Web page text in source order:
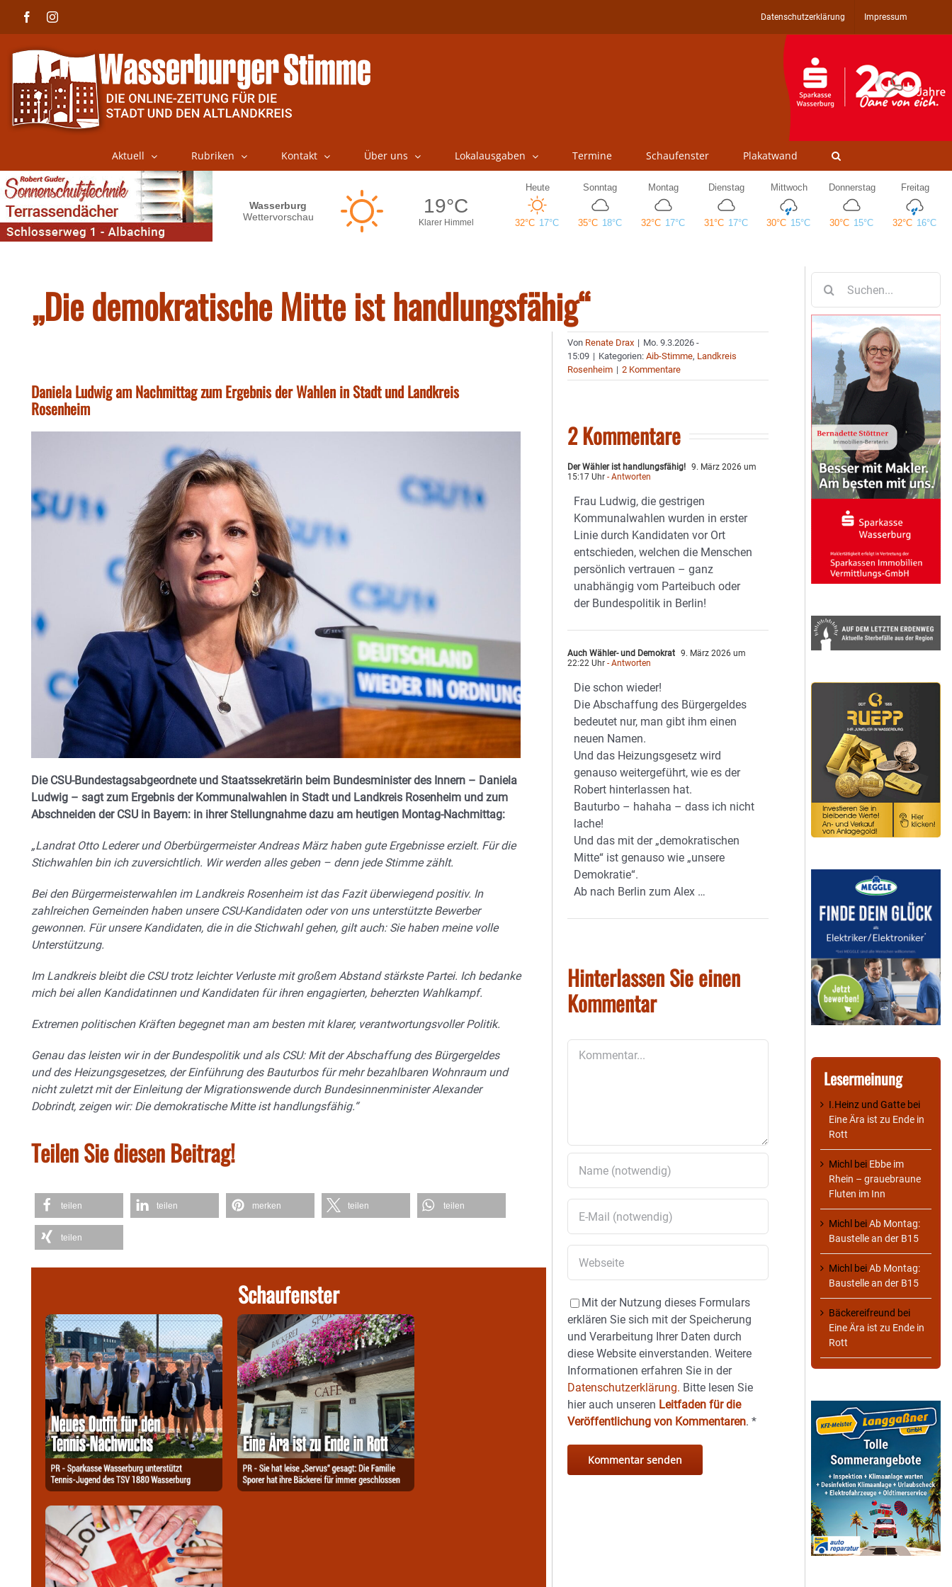
FacebookInstagram Datenschutzerklärung Impressum
Aktuell Rubriken Kontakt Über uns Lokalausgaben Termine Schaufenster Plakatwand
„Die demokratische Mitte ist handlungsfähig“
Daniela Ludwig am Nachmittag zum Ergebnis der Wahlen in Stadt und Landkreis
Rosenheim
Die CSU-Bundestagsabgeordnete und Staatssekretärin beim Bundesminister des Innern – Daniela
Ludwig – sagt zum Ergebnis der Kommunalwahlen in Stadt und Landkreis Rosenheim und zum
Abschneiden der CSU in Bayern: in ihrer Stellungnahme dazu am heutigen Montag-Nachmittag:
„Landrat Otto Lederer und Oberbürgermeister Andreas März haben gute Ergebnisse erzielt. Für die
Stichwahlen bin ich zuversichtlich. Wir werden alles geben – denn jede Stimme zählt.
Bei den Bürgermeisterwahlen im Landkreis Rosenheim ist das Fazit überwiegend positiv. In
zahlreichen Gemeinden haben unsere CSU-Kandidaten oder von uns unterstützte Bewerber
gewonnen. Für unsere Kandidaten, die in die Stichwahl gehen, gilt auch: Sie haben meine volle
Unterstützung.
Im Landkreis bleibt die CSU trotz leichter Verluste mit großem Abstand stärkste Partei. Ich bedanke
mich bei allen Kandidatinnen und Kandidaten für ihren engagierten, beherzten Wahlkampf.
Extremen politischen Kräften begegnet man am besten mit klarer, verantwortungsvoller Politik.
Genau das leisten wir in der Bundespolitik und als CSU: Mit der Abschaffung des Bürgergeldes
und des Heizungsgesetzes, der Einführung des Bauturbos für mehr bezahlbaren Wohnraum und
nicht zuletzt mit der Einleitung der Migrationswende durch Bundesinnenminister Alexander
Dobrindt, zeigen wir: Die demokratische Mitte ist handlungsfähig.“
Teilen Sie diesen Beitrag!
teilen teilen merken teilen teilen
teilen
Schaufenster
Von Renate Drax | Mo. 9.3.2026 -
15:09 | Kategorien:Aib-Stimme, Landkreis
Rosenheim | 2 Kommentare
2 Kommentare
Der Wähler ist handlungsfähig! 9. März 2026 um
15:17 Uhr - Antworten
Frau Ludwig, die gestrigen
Kommunalwahlen wurden in erster
Linie durch Kandidaten vor Ort
entschieden, welchen die Menschen
persönlich vertrauen – ganz
unabhängig vom Parteibuch oder
der Bundespolitik in Berlin!
Auch Wähler- und Demokrat 9. März 2026 um
22:22 Uhr - Antworten
Die schon wieder!
Die Abschaffung des Bürgergeldes
bedeutet nur, man gibt ihm einen
neuen Namen.
Und das Heizungsgesetz wird
genauso weitergeführt, wie es der
Robert hinterlassen hat.
Bauturbo – hahaha – dass ich nicht
lache!
Und das mit der „demokratischen
Mitte“ ist genauso wie „unsere
Demokratie“.
Ab nach Berlin zum Alex …
Hinterlassen Sie einen
Kommentar
Mit der Nutzung dieses Formulars
erklären Sie sich mit der Speicherung
und Verarbeitung Ihrer Daten durch
diese Website einverstanden. Weitere
Informationen erfahren Sie in der
Datenschutzerklärung. Bitte lesen Sie
hier auch unseren Leitfaden für die
Veröffentlichung von Kommentaren.*
nach:
Lesermeinung
I.Heinz und Gatte bei
Eine Ära ist zu Ende in
Rott
Michl bei Ebbe im
Rhein – grauebraune
Fluten im Inn
Michl beiAb Montag:
Baustelle an der B15
Michl beiAb Montag:
Baustelle an der B15
Bäckereifreund bei
Eine Ära ist zu Ende in
Rott